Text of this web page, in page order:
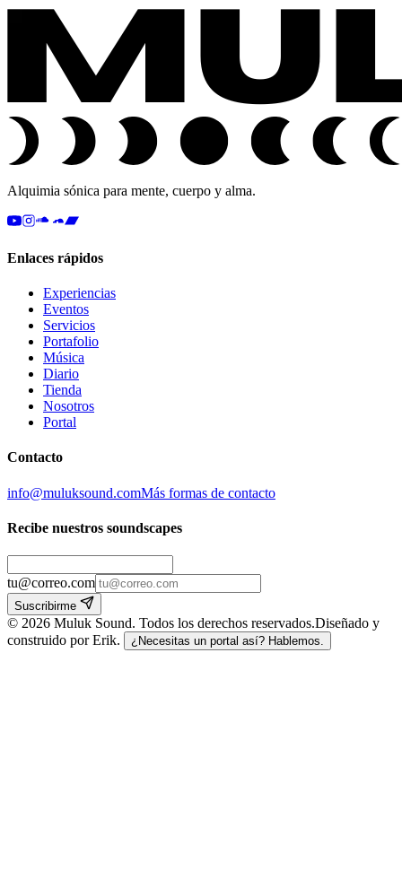
Alquimia sónica para mente, cuerpo y alma.
Enlaces rápidos
Experiencias
Eventos
Servicios
Portafolio
Música
Diario
Tienda
Nosotros
Portal
Contacto
info@muluksound.comMás formas de contacto
Recibe nuestros soundscapes
tu@correo.com
Suscribirme
© 2026 Muluk Sound. Todos los derechos reservados.Diseñado y
construido por Erik.
¿Necesitas un portal así? Hablemos.